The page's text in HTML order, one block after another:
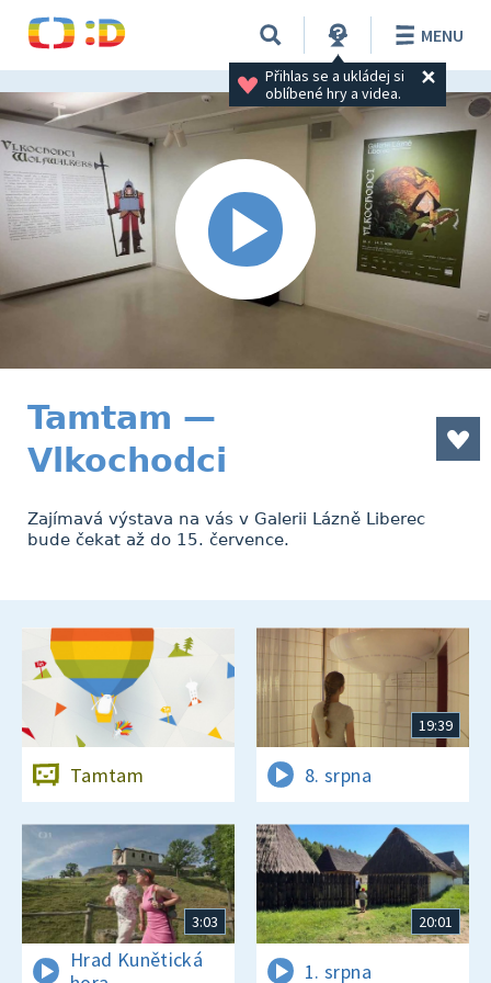
Přihlas se a ukládej si
oblíbené hry a videa.
MENU
Tamtam —
Vlkochodci
Zajímavá výstava na vás v Galerii Lázně Liberec
bude čekat až do 15. července.
Tamtam
19:39
8. srpna
3:03
Hrad Kunětická
20:01
1. srpna